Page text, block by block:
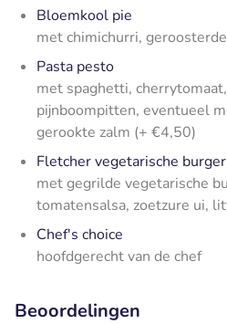
Bloemkool pie
met chimichurri,
Pasta pesto
met spaghetti,
pijnboompitten, eventueel
gerookte zalm (+ €4,50)
Fletcher vegetarische burger
met gegrilde vegetarische
tomatensalsa, zoetzure ui,
Chef's choice
hoofdgerecht van de chef
Beoordelingen